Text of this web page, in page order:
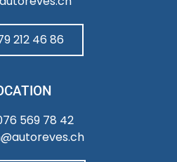
212 46 86
569 78 42